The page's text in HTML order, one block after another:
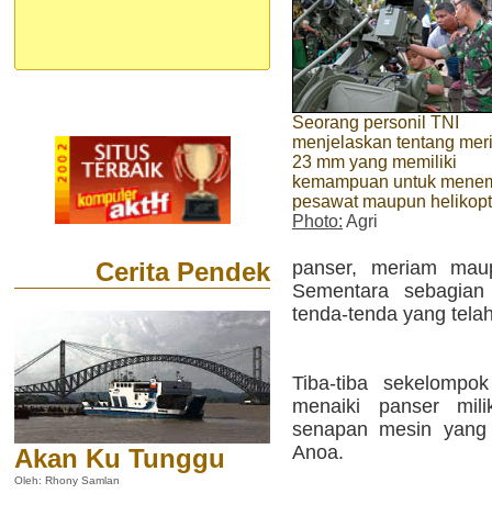
Cerita Pendek
Akan Ku Tunggu
Oleh: Rhony Samlan
Seorang personil TNI
menjelaskan tentang
23 mm yang memiliki
kemampuan untuk
pesawat maupun
Photo: Agri
panser, meriam
Sementara
tenda-tenda yang
Tiba-tiba
menaiki panser
senapan mesin
Anoa.